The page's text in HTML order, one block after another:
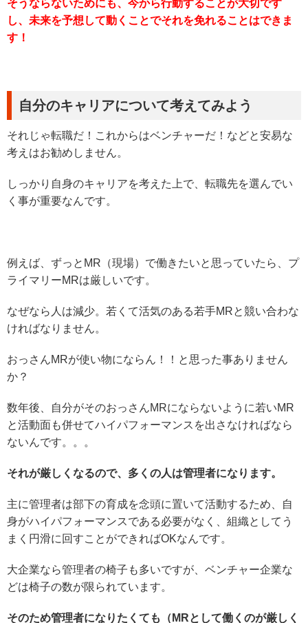
そうならないためにも、今から行動することが大切です
し、未来を予想して動くことでそれを免れることはできま
す！
自分のキャリアについて考えてみよう
それじゃ転職だ！これからはベンチャーだ！などと安易な
考えはお勧めしません。
しっかり自身のキャリアを考えた上で、転職先を選んでい
く事が重要なんです。
例えば、ずっとMR（現場）で働きたいと思っていたら、プ
ライマリーMRは厳しいです。
なぜなら人は減少。若くて活気のある若手MRと競い合わな
ければなりません。
おっさんMRが使い物にならん！！と思った事ありません
か？
数年後、自分がそのおっさんMRにならないように若いMR
と活動面も併せてハイパフォーマンスを出さなければなら
ないんです。。。
それが厳しくなるので、多くの人は管理者になります。
主に管理者は部下の育成を念頭に置いて活動するため、自
身がハイパフォーマンスである必要がなく、組織としてう
まく円滑に回すことができればOKなんです。
大企業なら管理者の椅子も多いですが、ベンチャー企業な
どは椅子の数が限られています。
そのため管理者になりたくても（MRとして働くのが厳しく